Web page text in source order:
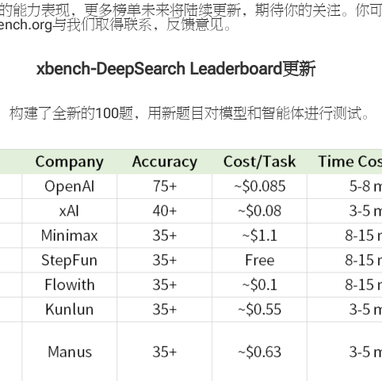
能力表现，更多榜单未来将陆续更新，期待你的关注。你
与我们取得联系，反馈意见。
xbench-DeepSearch Leaderboard更新
建了全新的100题，用新题目对模型和智能体进行测试。